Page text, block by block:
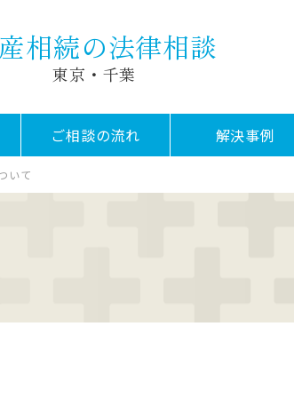
相続の法律相談
東京・千葉
ご相談の流れ 解決事例
いて